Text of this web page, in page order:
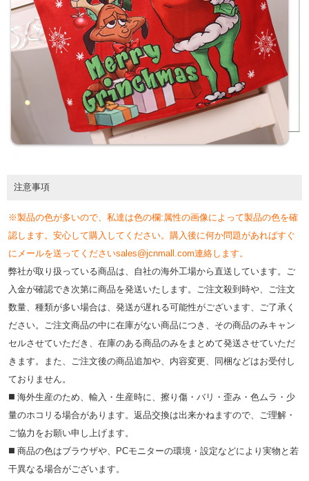
注意事項
※製品の色が多いので、私達は色の欄:属性の画像によって製品の色を確
認します。安心して購入してください。購入後に何か問題があればすぐ
にメールを送ってくださいsales@jcnmall.com連絡します。
弊社が取り扱っている商品は、自社の海外工場から直送しています。ご
入金が確認でき次第に商品を発送いたします。ご注文殺到時や、ご注文
数量、種類が多い場合は、発送が遅れる可能性がございます、ご了承く
ださい。ご注文商品の中に在庫がない商品につき、その商品のみキャン
セルさせていただき、在庫のある商品のみをまとめて発送させていただ
きます。また、ご注文後の商品追加や、内容変更、同梱などはお受付し
ておりません。
◼️ 海外⽣産のため、輸⼊・⽣産時に、擦り傷・バリ・歪み・色ムラ・少
量のホコリる場合があります。返品交換は出来かねますので、ご理解・
ご協⼒をお願い申し上げます。
◼️ 商品の⾊はブラウザや、PCモニターの環境・設定などにより実物と若
⼲異なる場合がございます。